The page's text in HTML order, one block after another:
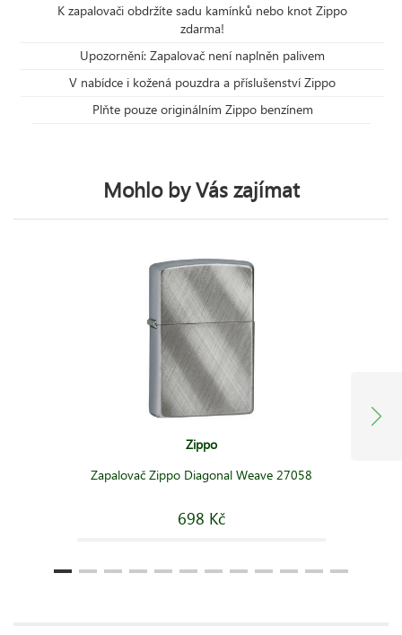
K zapalovači obdržíte sadu kamínků nebo knot Zippo
zdarma!
Upozornění: Zapalovač není naplněn palivem
V nabídce i kožená pouzdra a příslušenství Zippo
Plňte pouze originálním Zippo benzínem
Mohlo by Vás zajímat
Zippo
Zapalovač Zippo Diagonal Weave 27058
698 Kč